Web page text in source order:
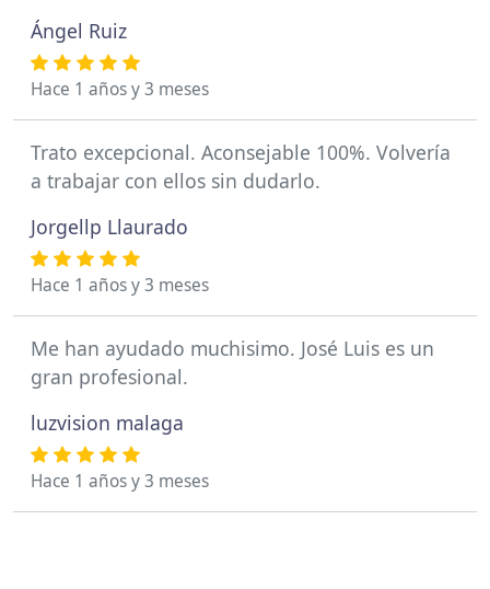
Ángel Ruiz
Hace 1 años y 3 meses
Trato excepcional. Aconsejable 100%. Volvería
a trabajar con ellos sin dudarlo.
Jorgellp Llaurado
Hace 1 años y 3 meses
Me han ayudado muchisimo. José Luis es un
gran profesional.
luzvision malaga
Hace 1 años y 3 meses